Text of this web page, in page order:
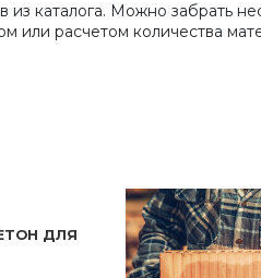
каталога. Можно забрать
или расчетом количества
ДЛЯ